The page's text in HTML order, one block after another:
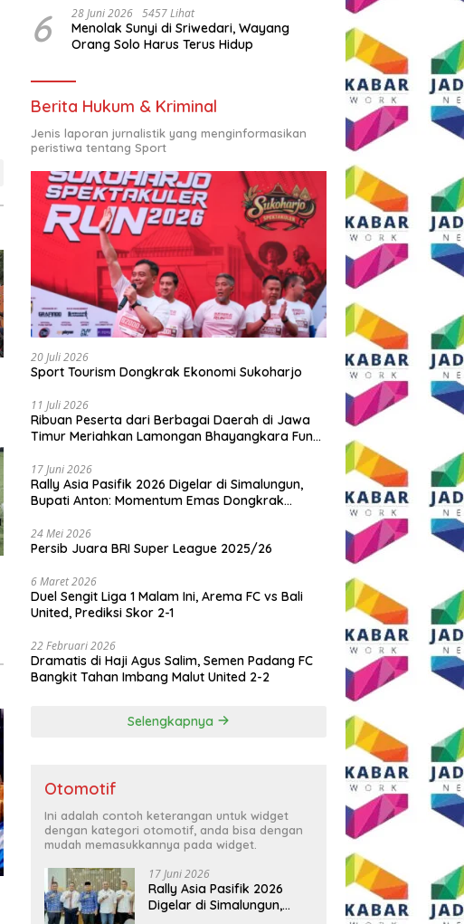
6 28 Juni 2026 5457 Lihat
Menolak Sunyi di Sriwedari, Wayang
Orang Solo Harus Terus Hidup
Berita Hukum & Kriminal
Jenis laporan jurnalistik yang menginformasikan
peristiwa tentang Sport
20 Juli 2026
Sport Tourism Dongkrak Ekonomi Sukoharjo
11 Juli 2026
Ribuan Peserta dari Berbagai Daerah di Jawa
Timur Meriahkan Lamongan Bhayangkara Fun
17 Juni 2026
Rally Asia Pasifik 2026 Digelar di Simalungun,
Bupati Anton: Momentum Emas Dongkrak
24 Mei 2026
Persib Juara BRI Super League 2025/26
6 Maret 2026
Duel Sengit Liga 1 Malam Ini, Arema FC vs Bali
United, Prediksi Skor 2-1
22 Februari 2026
Dramatis di Haji Agus Salim, Semen Padang FC
Bangkit Tahan Imbang Malut United 2-2
Selengkapnya
Otomotif
Ini adalah contoh keterangan untuk widget
dengan kategori otomotif, anda bisa dengan
mudah memasukkannya pada widget.
17 Juni 2026
Rally Asia Pasifik 2026
Digelar di Simalungun,